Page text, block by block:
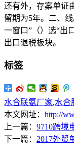
还有外，存案单证
留期为5年。二、
一窗口”（）选“出
出口退税板块。
标签
水合联氨厂家,水合
本文网址： http://
上一篇： 9710跨境
下一篇： 2017外贸